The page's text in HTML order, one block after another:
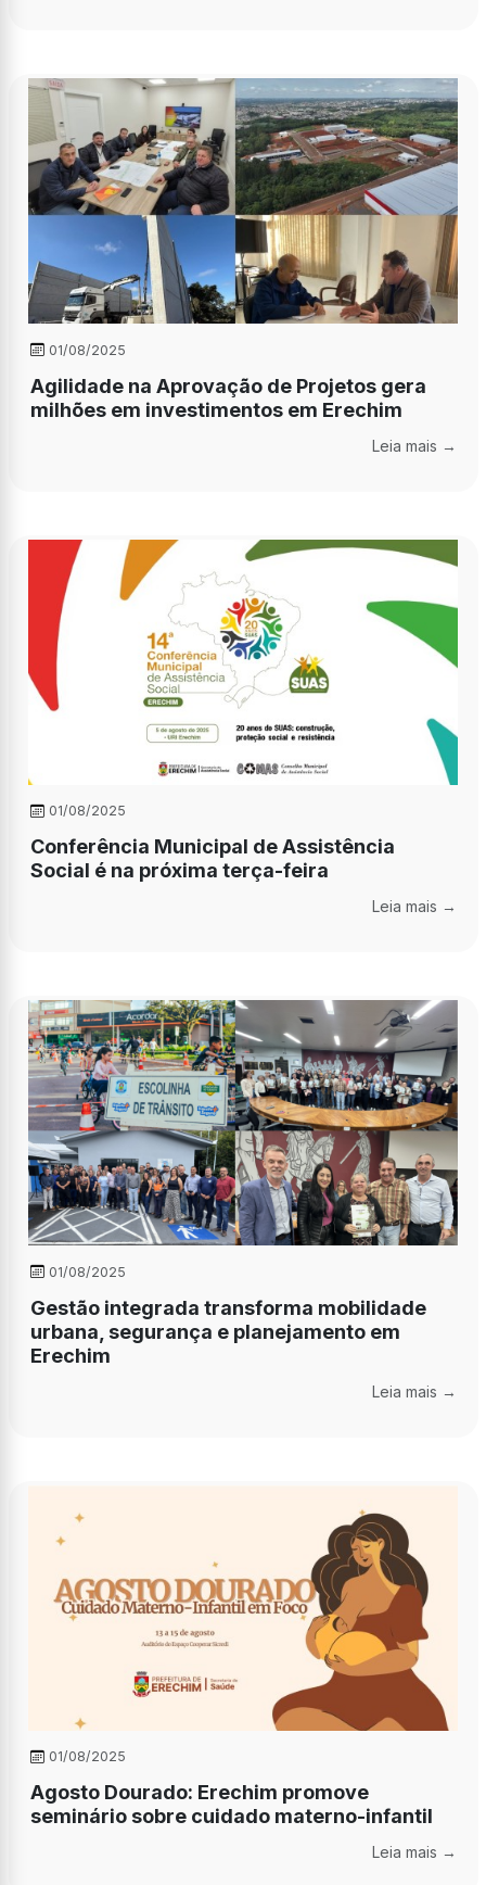
01/08/2025
Agilidade na Aprovação de Projetos gera
milhões em investimentos em Erechim
Leia mais →
01/08/2025
Conferência Municipal de Assistência
Social é na próxima terça-feira
Leia mais →
01/08/2025
Gestão integrada transforma mobilidade
urbana, segurança e planejamento em
Erechim
Leia mais →
01/08/2025
Agosto Dourado: Erechim promove
seminário sobre cuidado materno-infantil
Leia mais →